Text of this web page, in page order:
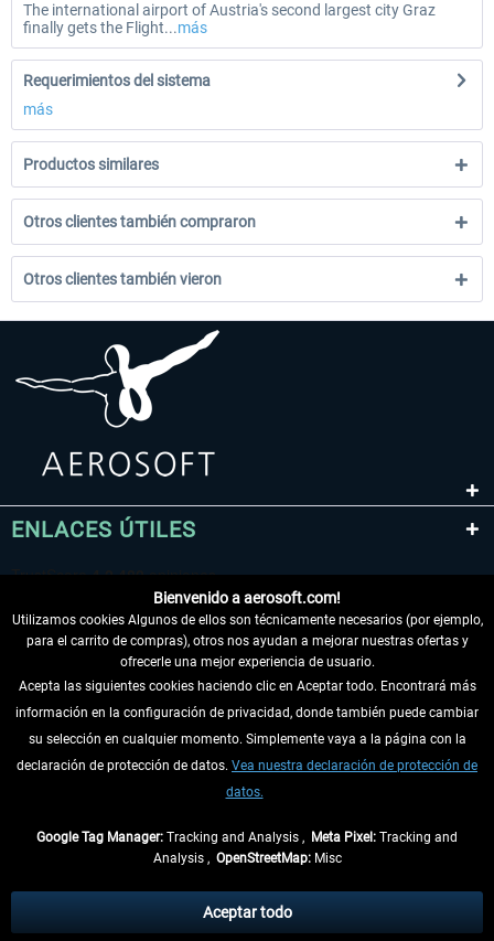
The international airport of Austria's second largest city Graz
finally gets the Flight...más
Requerimientos del sistema
más
Productos similares
Otros clientes también compraron
Otros clientes también vieron
ENLACES ÚTILES
DESISTIR DEL CONTRATO
INFORMACIÓN
tasas de recepción si no se describe lo contrario
** De aplicación a envíos dentro de Alemania. Los plazos de envío para los
Bienvenido a aerosoft.com!
Utilizamos cookies Algunos de ellos son técnicamente necesarios (por ejemplo,
para el carrito de compras), otros nos ayudan a mejorar nuestras ofertas y
ofrecerle una mejor experiencia de usuario.
Acepta las siguientes cookies haciendo clic en Aceptar todo. Encontrará más
información en la configuración de privacidad, donde también puede cambiar
su selección en cualquier momento. Simplemente vaya a la página con la
declaración de protección de datos. Vea nuestra declaración de protección de
datos.
Google Tag Manager: Tracking and Analysis , Meta Pixel: Tracking and
Analysis , OpenStreetMap:Misc
Aceptar todo